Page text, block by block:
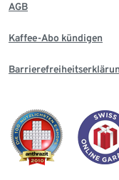
AGB
Kaffee-Abo kündigen